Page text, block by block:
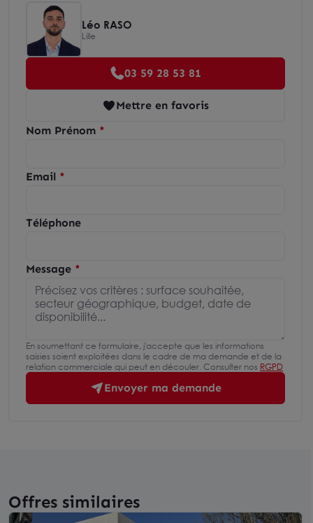
Léo RASO
Lille
03 59 28 53 81
Mettre en favoris
Nom Prénom
Email
Téléphone
Message
En soumettant ce formulaire, j'accepte que les informations
saisies soient exploitées dans le cadre de ma demande et de la
relation commerciale qui peut en découler. Consulter nos RGPD
Envoyer ma demande
Offres similaires